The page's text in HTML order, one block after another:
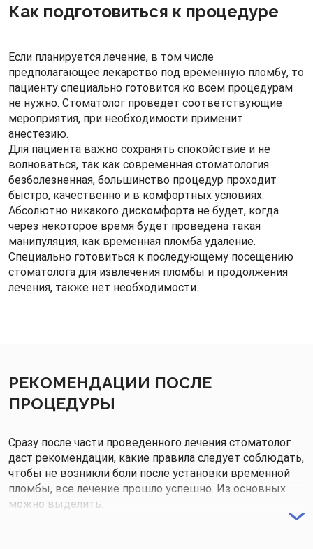
Как подготовиться к процедуре
Если планируется лечение, в том числе
предполагающее лекарство под временную пломбу, то
пациенту специально готовится ко всем процедурам
не нужно. Стоматолог проведет соответствующие
мероприятия, при необходимости применит
анестезию.
Для пациента важно сохранять спокойствие и не
волноваться, так как современная стоматология
безболезненная, большинство процедур проходит
быстро, качественно и в комфортных условиях.
Абсолютно никакого дискомфорта не будет, когда
через некоторое время будет проведена такая
манипуляция, как временная пломба удаление.
Специально готовиться к последующему посещению
стоматолога для извлечения пломбы и продолжения
лечения, также нет необходимости.
РЕКОМЕНДАЦИИ ПОСЛЕ
ПРОЦЕДУРЫ
Сразу после части проведенного лечения стоматолог
даст рекомендации, какие правила следует соблюдать,
чтобы не возникли боли после установки временной
пломбы, все лечение прошло успешно. Из основных
можно выделить: